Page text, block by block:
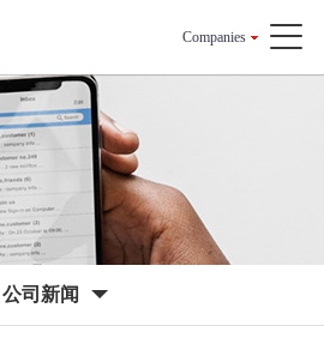
Companies
公司新闻